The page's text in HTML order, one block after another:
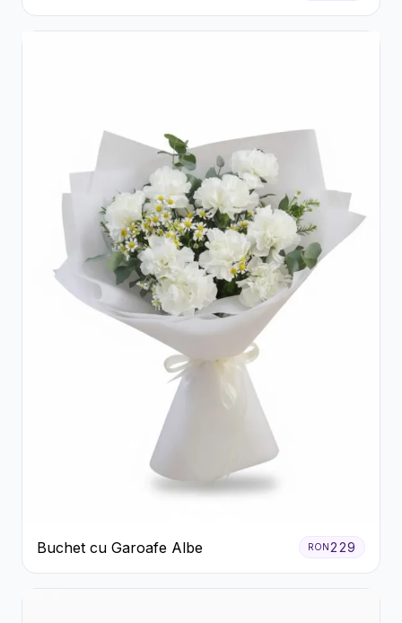
Galbeni și Crizanteme Albe
Buchet cu Garoafe Albe RON 229